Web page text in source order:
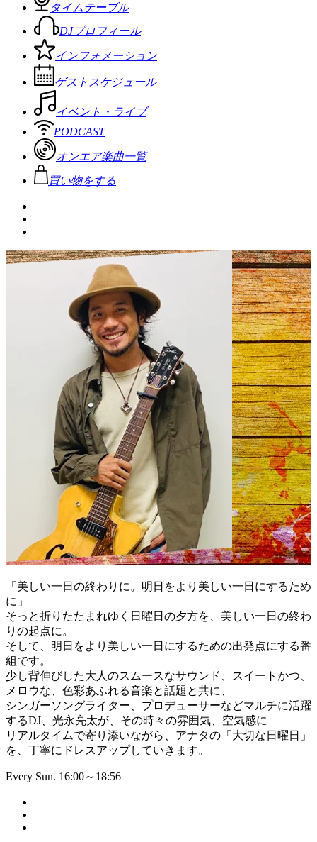
タイムテーブル
DJプロフィール
インフォメーション
ゲストスケジュール
イベント・ライブ
PODCAST
オンエア楽曲一覧
買い物をする
「美しい一日の終わりに。明日をより美しい一日にするため
に」
そっと折りたたまれゆく日曜日の夕方を、美しい一日の終わ
りの起点に。
そして、明日をより美しい一日にするための出発点にする番
組です。
少し背伸びした大人のスムースなサウンド、スイートかつ、
メロウな、色彩あふれる音楽と話題と共に、
シンガーソングライター、プロデューサーなどマルチに活躍
するDJ、光永亮太が、その時々の雰囲気、空気感に
リアルタイムで寄り添いながら、アナタの「大切な日曜日」
を、丁寧にドレスアップしていきます。
Every Sun. 16:00～18:56